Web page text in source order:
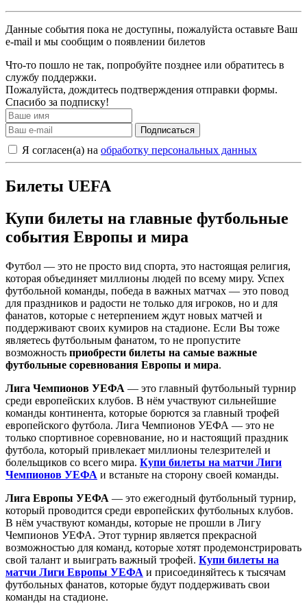
Данные события пока не доступны, пожалуйста оставьте Ваш
e-mail и мы сообщим о появлении билетов
Что-то пошло не так, попробуйте позднее или обратитесь в
службу поддержки.
Пожалуйста, дождитесь подтверждения отправки формы.
Спасибо за подписку!
Подписаться
Я согласен(а) на обработку персональных данных
Билеты UEFA
Купи билеты на главные футбольные
события Европы и мира
Футбол — это не просто вид спорта, это настоящая религия,
которая объединяет миллионы людей по всему миру. Успех
футбольной команды, победа в важных матчах — это повод
для праздников и радости не только для игроков, но и для
фанатов, которые с нетерпением ждут новых матчей и
поддерживают своих кумиров на стадионе. Если Вы тоже
являетесь футбольным фанатом, то не пропустите
возможность приобрести билеты на самые важные
футбольные соревнования Европы и мира.
Лига Чемпионов УЕФА — это главный футбольный турнир
среди европейских клубов. В нём участвуют сильнейшие
команды континента, которые борются за главный трофей
европейского футбола. Лига Чемпионов УЕФА — это не
только спортивное соревнование, но и настоящий праздник
футбола, который привлекает миллионы телезрителей и
болельщиков со всего мира. Купи билеты на матчи Лиги
Чемпионов УЕФА и встаньте на сторону своей команды.
Лига Европы УЕФА — это ежегодный футбольный турнир,
который проводится среди европейских футбольных клубов.
В нём участвуют команды, которые не прошли в Лигу
Чемпионов УЕФА. Этот турнир является прекрасной
возможностью для команд, которые хотят продемонстрировать
свой талант и выиграть важный трофей. Купи билеты на
матчи Лиги Европы УЕФА и присоединяйтесь к тысячам
футбольных фанатов, которые будут поддерживать свои
команды на стадионе.